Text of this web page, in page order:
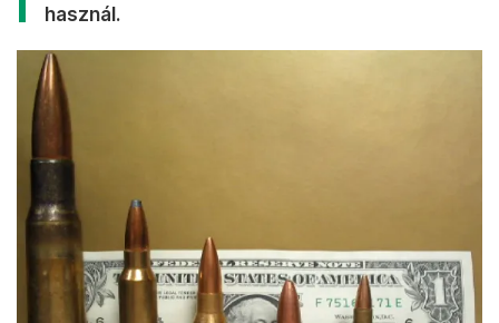
használ.